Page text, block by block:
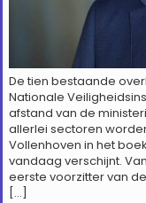
De tien bestaande
Nationale
afstand van de
allerlei sectoren
Vollenhoven in het
vandaag verschijnt.
eerste voorzitter van
[…]